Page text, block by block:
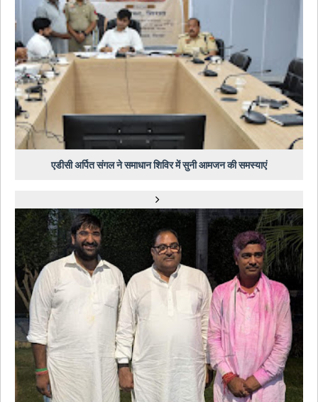
एडीसी अर्पित संगल ने समाधान शिविर में सुनी आमजन की समस्याएं